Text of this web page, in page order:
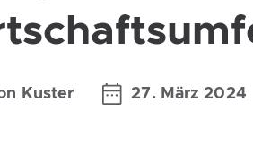
Kuster 27. März 2024